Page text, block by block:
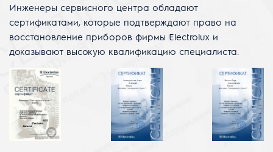
Инженеры сервисного центра обладают
сертификатами, которые подтверждают право на
восстановление приборов фирмы Electrolux и
доказывают высокую квалификацию специалиста.